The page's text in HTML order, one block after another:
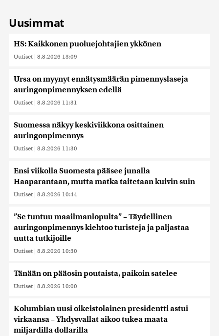
Uusimmat
HS: Kaikkonen puoluejohtajien ykkönen
Uutiset | 8.8.2026 13:09
Ursa on myynyt ennätysmäärän pimennyslaseja
auringonpimennyksen edellä
Uutiset | 8.8.2026 11:31
Suomessa näkyy keskiviikkona osittainen
auringonpimennys
Uutiset | 8.8.2026 11:30
Ensi viikolla Suomesta pääsee junalla
Haaparantaan, mutta matka taitetaan kuivin suin
Uutiset | 8.8.2026 10:44
”Se tuntuu maailmanlopulta” – Täydellinen
auringonpimennys kiehtoo turisteja ja paljastaa
uutta tutkijoille
Uutiset | 8.8.2026 10:30
Tänään on pääosin poutaista, paikoin satelee
Uutiset | 8.8.2026 10:00
Kolumbian uusi oikeistolainen presidentti astui
virkaansa – Yhdysvallat aikoo tukea maata
miljardilla dollarilla